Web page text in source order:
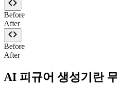
Before
After
Before
After
AI 피규어 생성기란